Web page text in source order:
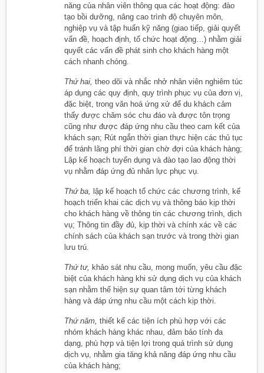
năng của nhân viên thông qua các hoạt động: đào
tạo bồi dưỡng, nâng cao trình độ chuyên môn,
nghiệp vụ và tập huấn kỹ năng (giao tiếp, giải quyết
vấn đề, hoạch định, tổ chức hoạt động…) nhằm giải
quyết các vấn đề phát sinh cho khách hàng một
cách nhanh chóng.
Thứ hai, theo dõi và nhắc nhở nhân viên nghiêm túc
áp dụng các quy định, quy trình phục vụ của đơn vị,
đặc biệt, trong văn hoá ứng xử để du khách cảm
thấy được chăm sóc chu đáo và được tôn trọng
cũng như được đáp ứng nhu cầu theo cam kết của
khách sạn; Rút ngắn thời gian thực hiện các thủ tục
để tránh lãng phí thời gian chờ đợi của khách hàng;
Lập kế hoạch tuyển dụng và đào tạo lao động thời
vụ nhằm đáp ứng đủ nhân lực phục vụ.
Thứ ba,
lập kế hoạch tổ chức các chương trình, kế
hoạch triển khai các dịch vụ và thông báo kịp thời
cho khách hàng về thông tin các chương trình, dịch
vụ; Thông tin đầy đủ, kịp thời và chính xác về các
chính sách của khách sạn trước và trong thời gian
lưu trú.
Thứ tư, khảo sát nhu cầu, mong muốn, yêu cầu đặc
biệt của khách hàng khi sử dụng dịch vụ của khách
sạn nhằm thể hiện sự quan tâm tới từng khách
hàng và đáp ứng nhu cầu một cách kịp thời.
Thứ năm, thiết kế các tiện ích phù hợp với các
nhóm khách hàng khác nhau, đảm bảo tính đa
dạng, phù hợp và tiện lợi trong quá trình sử dụng
dịch vụ, nhằm gia tăng khả năng đáp ứng nhu cầu
của khách hàng;